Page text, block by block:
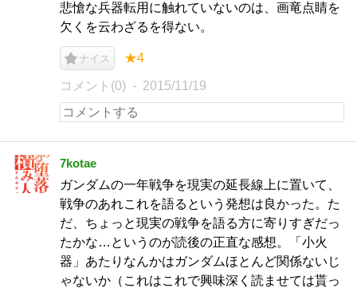
悲愴な兵器転用に触れていないのは、画竜点睛を
欠くを云わざるを得ない。
ナイス ★4
コメント(0) 2015/11/19
7kotae
ガンダムの一年戦争を現実の延長線上に置いて、
戦争のあれこれを語るという発想は良かった。た
だ、ちょっと現実の戦争を語る方に寄りすぎだっ
たかな…というのが読後の正直な感想。「小火
器」あたりなんかはガンダムほとんど関係ないじ
ゃないか（これはこれで興味深く読ませては貰っ